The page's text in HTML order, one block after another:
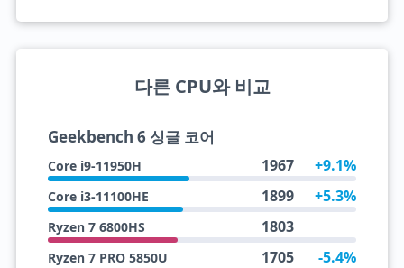
다른 CPU와 비교
Geekbench 6 싱글 코어
Core i9-11950H 1967 +9.1%
Core i3-11100HE 1899 +5.3%
Ryzen 7 6800HS 1803
Ryzen 7 PRO 5850U 1705 -5.4%